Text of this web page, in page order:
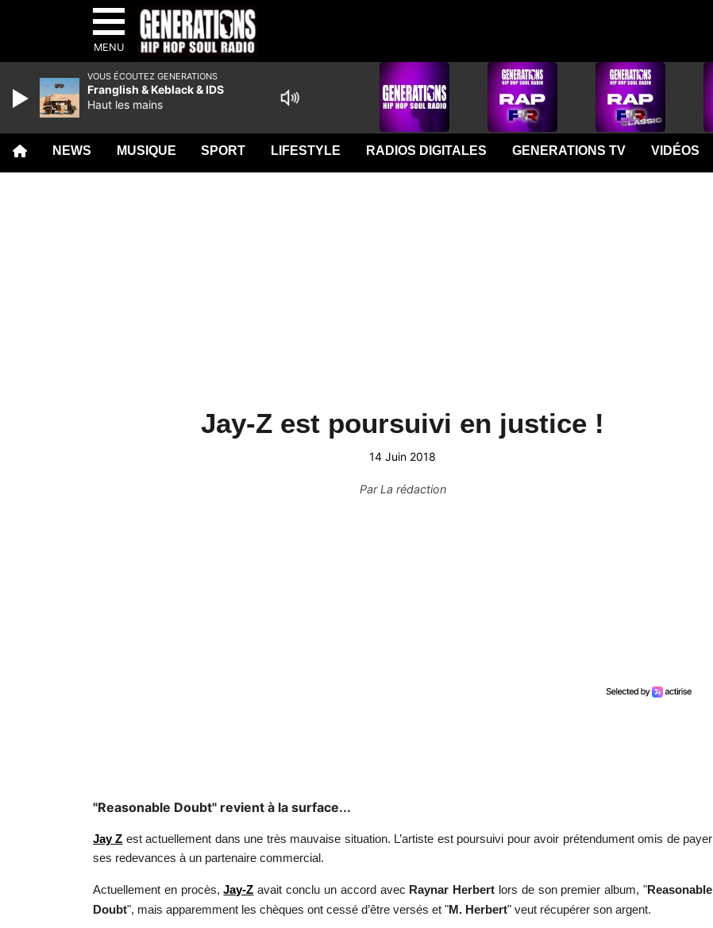
MENU
NEWS MUSIQUE SPORT LIFESTYLE RADIOS DIGITALES GENERATIONS TV VIDÉOS
Jay-Z est poursuivi en justice !
14 Juin 2018
ParLa rédaction
"Reasonable Doubt" revient à la surface...
Jay Z est actuellement dans une très mauvaise situation. L’artiste est poursuivi pour avoir prétendument omis de payer
ses redevances à un partenaire commercial.
Actuellement en procès,Jay-Z avait conclu un accord avec Raynar Herbert lors de son premier album, "Reasonable
Doubt", mais apparemment les chèques ont cessé d’être versés et "M. Herbert" veut récupérer son argent.
VOUS ÉCOUTEZ GENERATIONS
Franglish & Keblack & IDS
Haut les mains